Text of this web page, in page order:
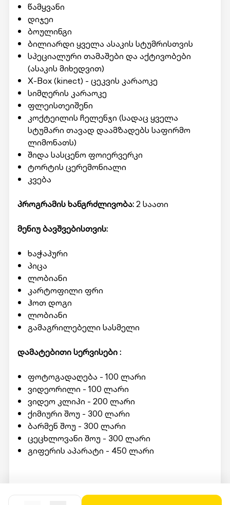
წამყვანი
დიჯეი
ბოულინგი
ბილიარდი ყველა ასაკის სტუმრისთვის
სპეციალური თამაშები და აქტივობები
(ასაკის მიხედვით)
X-Box (kinect) - ცეკვის კარაოკე
სიმღერის კარაოკე
ფლეისთეიშენი
კოქტეილის ჩელენჯი (სადაც ყველა
სტუმარი თავად დაამზადებს საფირმო
ლიმონათს)
შიდა სასცენო ფოიერვერკი
ტორტის ცერემონიალი
კვება
პროგრამის ხანგრძლივობა:2 საათი
მენიუ ბავშვებისთვის:
ხაჭაპური
პიცა
ლობიანი
კარტოფილი ფრი
ჰოთ დოგი
ლობიანი
გამაგრილებელი სასმელი
დამატებითი სერვისები :
ფოტოგადაღება - 100 ლარი
ვიდეორილი - 100 ლარი
ვიდეო კლიპი - 200 ლარი
ქიმიური შოუ - 300 ლარი
ბარმენ შოუ - 300 ლარი
ცეცხლოვანი შოუ - 300 ლარი
გიფერის აპარატი - 450 ლარი
წარადგინოთ Swooper Code.